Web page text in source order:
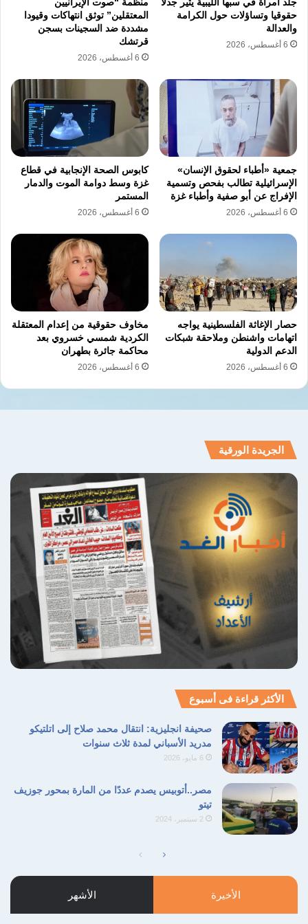
قبل سلطات المحتل. وتكشف شهادات المحررين
عن فترات احتجاز تمتد لشهور طويلة دون توجيه
تهم رسمية أو عرضهم على جهات قضائية مما يؤكد
أن القضية سياسية انتقامية بالدرجة الأولى. ويبقى
أهالي الأسرى السوريين في سجون الاحتلال في
انتظار تحرك عالمي يكسر حاجز الصمت ويجبر
الاحتلال على كشف القوائم الحقيقية.
أسرى سوريا اختطاف المدنيين
معتقلون مجهولون
نسخ الرابط
جلد امرأة في سبها الليبية يثير جدلا
حقوقيا وتساؤلات حول الكرامة
والعدالة
6 أغسطس، 2026
منظمة “صوت الإيرانيين
المعتقلين” توثق انتهاكات وقيودا
مشددة ضد السجينات بسجن
قرتشك
6 أغسطس، 2026
جمعية «أطباء لحقوق الإنسان»
الإسرائيلية تطالب بفحص وتسمية
الإفراج عن أبو صفية وأطباء غزة
6 أغسطس، 2026
كابوس الصحة الإنجابية في قطاع
غزة وسط دوامة الموت والدمار
المستمر
6 أغسطس، 2026
حصار الإغاثة الفلسطينية يواجه
اتهامات واشنطن وملاحقة شبكات
الدعم الدولية
6 أغسطس، 2026
مخاوف حقوقية من إعدام المعتقلة
الكردية شمسي خسروي بعد
محاكمة جائرة بطهران
6 أغسطس، 2026
الجريدة الورقية
الأكثر قراءة فى أسبوع
صحيفة انجليزية: انتقال محمد صلاح إلى اتلتيكو
مدريد الأسباني لمدة ثلاث سنوات
6 مايو، 2026
مصر..أتوبيس يصدم عددًا من المارة بمحور جوزيف
تيتو
2 سبتمبر، 2024
الصفحة
السابقة
الصفحة
التالية
الأخيرة الأشهر